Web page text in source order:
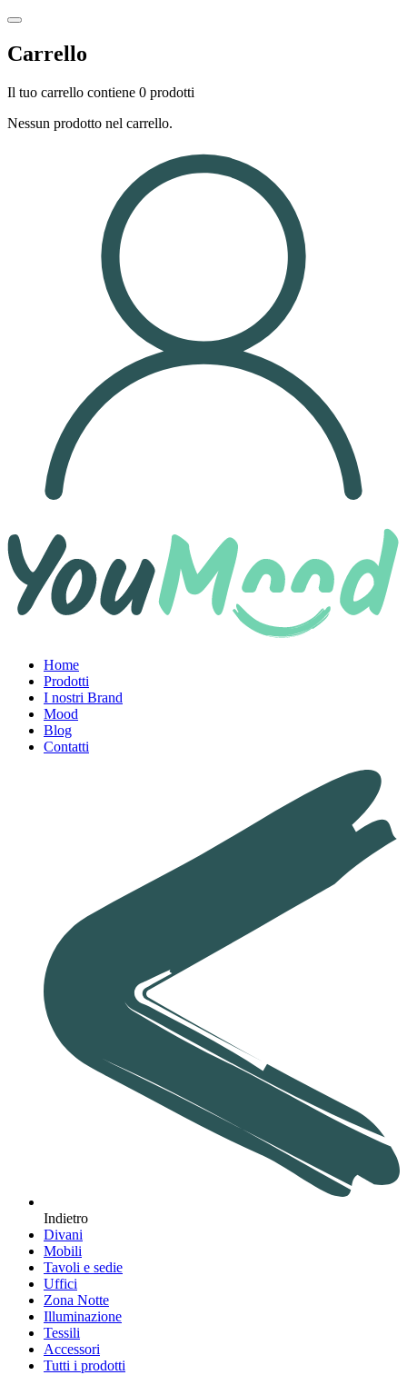
Carrello
Il tuo carrello contiene 0 prodotti
Nessun prodotto nel carrello.
Home
Prodotti
I nostri Brand
Mood
Blog
Contatti
Indietro
Divani
Mobili
Tavoli e sedie
Uffici
Zona Notte
Illuminazione
Tessili
Accessori
Tutti i prodotti